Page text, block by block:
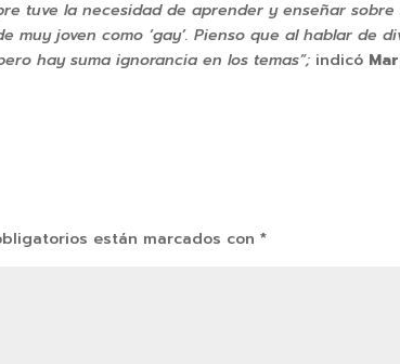
tuve la necesidad de aprender y enseñar
joven como ‘gay’. Pienso que al hablar de
hay suma ignorancia en los temas”; indicó
están marcados con*